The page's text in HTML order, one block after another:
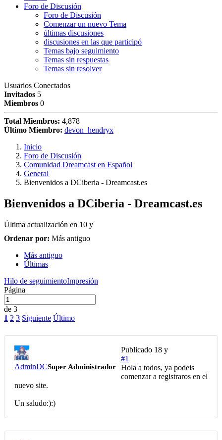
Foro de Discusión
Foro de Discusión
Comenzar un nuevo Tema
últimas discusiones
discusiones en las que participó
Temas bajo seguimiento
Temas sin respuestas
Temas sin resolver
Usuarios Conectados
Invitados 5
Miembros 0
Total Miembros: 4,878
Último Miembro: devon_hendryx
Inicio
Foro de Discusión
Comunidad Dreamcast en Español
General
Bienvenidos a DCiberia - Dreamcast.es
Bienvenidos a DCiberia - Dreamcast.es
Última actualización en 10 y
Ordenar por: Más antiguo
Más antiguo
Últimas
Hilo de seguimientoImpresión
Página
de 3
1 2 3 Siguiente Último
AdminDCSuper Administrador
Publicado 18 y
#1
Hola a todos, ya podeis
comenzar a registraros en el
nuevo site.
Un saludo:):)